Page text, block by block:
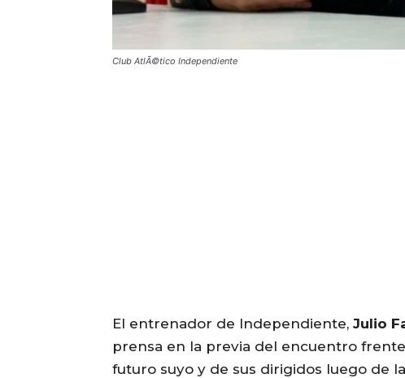
Club AtlÃ©tico Independiente
El entrenador de Independiente, Julio
prensa en la previa del encuentro
futuro suyo y de sus dirigidos luego de